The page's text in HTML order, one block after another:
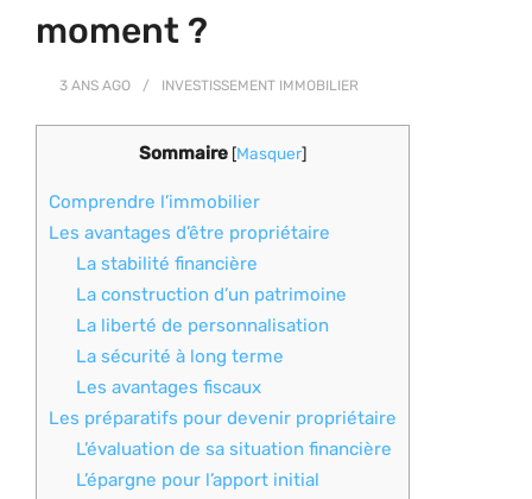
moment ?
3 ANS AGO INVESTISSEMENT IMMOBILIER
Sommaire [Masquer]
Comprendre l’immobilier
Les avantages d’être propriétaire
La stabilité financière
La construction d’un patrimoine
La liberté de personnalisation
La sécurité à long terme
Les avantages fiscaux
Les préparatifs pour devenir propriétaire
L’évaluation de sa situation financière
L’épargne pour l’apport initial